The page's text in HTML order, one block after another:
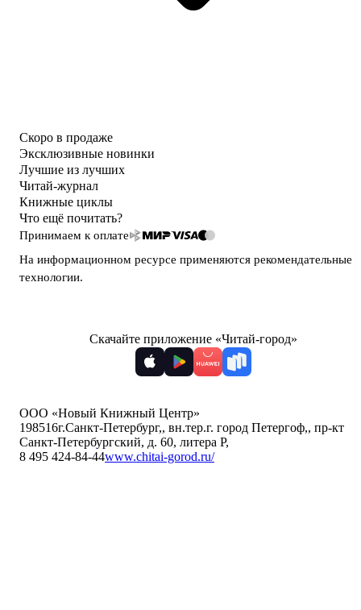
Скоро в продаже
Эксклюзивные новинки
Лучшие из лучших
Читай-журнал
Книжные циклы
Что ещё почитать?
Принимаем к оплате
На информационном ресурсе применяются рекомендательные
технологии.
Скачайте приложение «Читай-город»
ООО «Новый Книжный Центр»
198516г.Санкт-Петербург,, вн.тер.г. город Петергоф,, пр-кт
Санкт-Петербургский, д. 60, литера Р,
8 495 424-84-44www.chitai-gorod.ru/